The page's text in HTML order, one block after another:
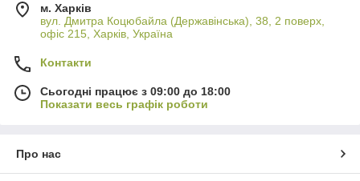
м. Харків
вул. Дмитра Коцюбайла (Державінська), 38, 2 поверх,
офіс 215, Харків, Україна
Контакти
Сьогодні працює з 09:00 до 18:00
Показати весь графік роботи
Про нас